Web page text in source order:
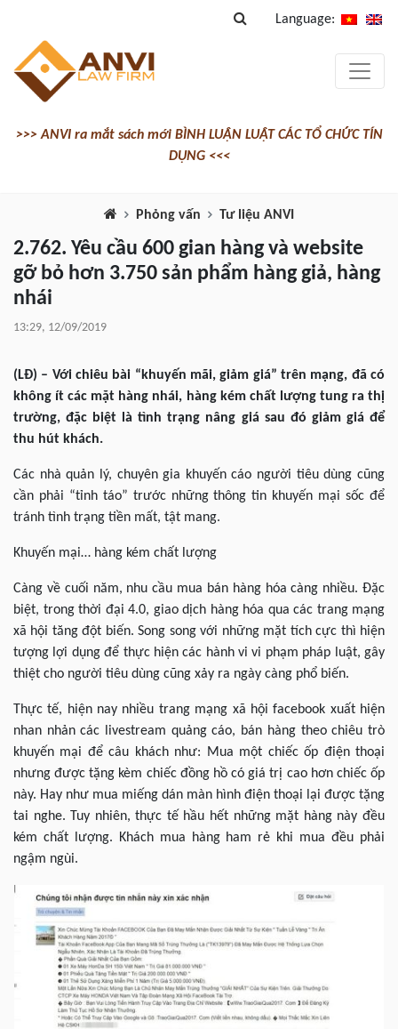
Language:
>>> ANVI ra mắt sách mới BÌNH LUẬN LUẬT CÁC TỔ CHỨC TÍN
DỤNG <<<
Phỏng vấn Tư liệu ANVI
2.762. Yêu cầu 600 gian hàng và website
gỡ bỏ hơn 3.750 sản phẩm hàng giả, hàng
nhái
13:29, 12/09/2019
(LĐ) – Với chiêu bài “khuyến mãi, giảm giá” trên mạng, đã có
không ít các mặt hàng nhái, hàng kém chất lượng tung ra thị
trường, đặc biệt là tình trạng nâng giá sau đó giảm giá để
thu hút khách.
Các nhà quản lý, chuyên gia khuyến cáo người tiêu dùng cũng
cần phải “tỉnh táo” trước những thông tin khuyến mại sốc để
tránh tình trạng tiền mất, tật mang.
Khuyến mại… hàng kém chất lượng
Càng về cuối năm, nhu cầu mua bán hàng hóa càng nhiều. Đặc
biệt, trong thời đại 4.0, giao dịch hàng hóa qua các trang mạng
xã hội tăng đột biến. Song song với những mặt tích cực thì hiện
tượng lợi dụng để thực hiện các hành vi vi phạm pháp luật, gây
thiệt cho người tiêu dùng cũng xảy ra ngày càng phổ biến.
Thực tế, hiện nay nhiều trang mạng xã hội facebook xuất hiện
nhan nhản các livestream quảng cáo, bán hàng theo chiêu trò
khuyến mại để câu khách như: Mua một chiếc ốp điện thoại
nhưng được tặng kèm chiếc đồng hồ có giá trị cao hơn chiếc ốp
này. Hay như mua miếng dán màn hình điện thoại lại được tặng
tai nghe. Tuy nhiên, thực tế hầu hết những mặt hàng này đều
kém chất lượng. Khách mua hàng ham rẻ khi mua đều phải
ngậm ngùi.